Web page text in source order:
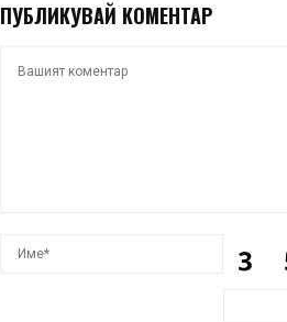
ПУБЛИКУВАЙ КОМЕНТАР